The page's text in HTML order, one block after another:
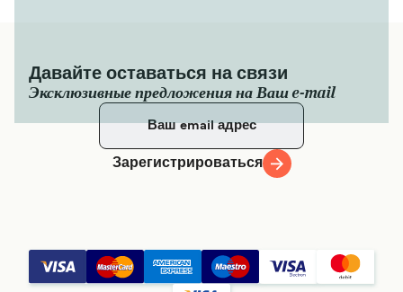
Давайте оставаться на связи
Эксклюзивные предложения на Ваш e-mail
Зарегистрироваться